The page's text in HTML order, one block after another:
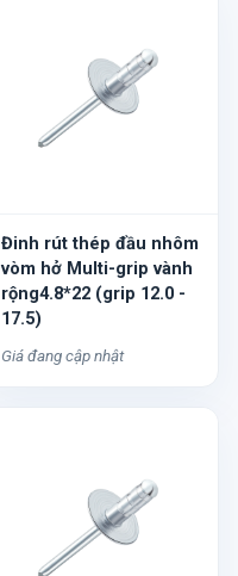
Đinh rút thép đầu nhôm
vòm hở Multi-grip vành
rộng4.8*22 (grip 12.0 -
17.5)
Giá đang cập nhật